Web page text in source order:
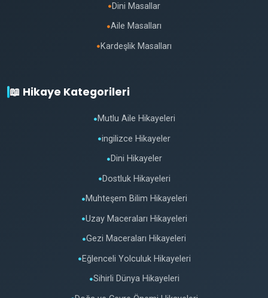
● Dini Masallar
●Aile Masalları
● Kardeşlik Masalları
📖 Hikaye Kategorileri
● Mutlu Aile Hikayeleri
●ingilizce Hikayeler
● Dini Hikayeler
● Dostluk Hikayeleri
● Muhteşem Bilim Hikayeleri
●Uzay Maceraları Hikayeleri
●Gezi Maceraları Hikayeleri
● Eğlenceli Yolculuk Hikayeleri
●Sihirli Dünya Hikayeleri